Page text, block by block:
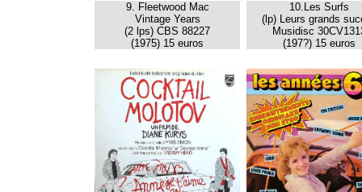
9. Fleetwood Mac
Vintage Years
(2 lps) CBS 88227
(1975) 15 euros
10.Les Surfs
(lp) Leurs grands
Musidisc
(197?) 15 euros